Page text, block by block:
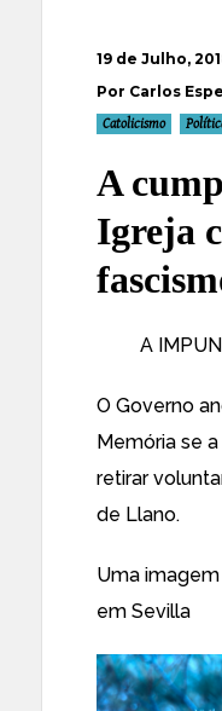
19 de Julho,
Por Carlos
Catolicismo
A
Igreja
A
O Governo
Memória se
retirar
de Llano.
Uma
em Sevilla